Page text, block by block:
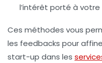
l’intérêt porté à
Ces méthodes vous
les feedbacks pour
start-up dans les